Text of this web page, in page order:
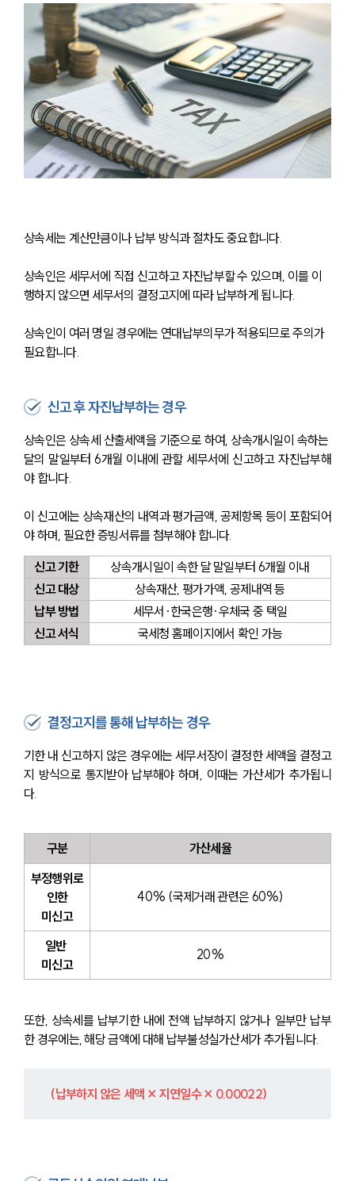
상속세는 계산만큼이나 납부 방식과 절차도 중요합니다.
상속인은 세무서에 직접 신고하고 자진납부할 수 있으며, 이를 이
행하지 않으면 세무서의 결정고지에 따라 납부하게 됩니다.
상속인이 여러 명일 경우에는 연대납부의무가 적용되므로 주의가
필요합니다.
신고 후 자진납부하는 경우
상속인은 상속세 산출세액을 기준으로 하여, 상속개시일이 속하는
달의 말일부터 6개월 이내에 관할 세무서에 신고하고 자진납부해
야 합니다.
이 신고에는 상속재산의 내역과 평가금액, 공제항목 등이 포함되어
야 하며, 필요한 증빙서류를 첨부해야 합니다.
신고 기한
상속개시일이 속한 달 말일부터 6개월 이내
신고 대상
상속재산, 평가가액, 공제내역 등
납부 방법
세무서·한국은행·우체국 중 택일
신고 서식
국세청 홈페이지에서 확인 가능
결정고지를 통해 납부하는 경우
기한 내 신고하지 않은 경우에는 세무서장이 결정한 세액을 결정고
지 방식으로 통지받아 납부해야 하며, 이때는 가산세가 추가됩니
다.
구분
가산세율
부정행위로
인한
미신고
40% (국제거래 관련은 60%)
일반
미신고
20%
또한, 상속세를 납부기한 내에 전액 납부하지 않거나 일부만 납부
한 경우에는, 해당 금액에 대해 납부불성실가산세가 추가됩니다.
(납부하지 않은 세액 × 지연일수 × 0.00022)